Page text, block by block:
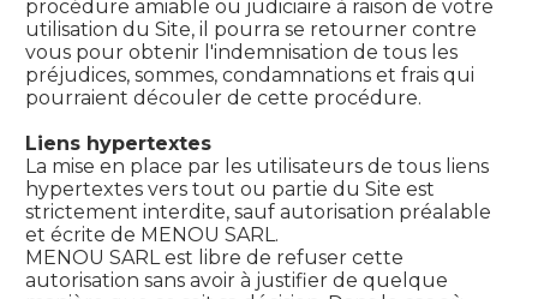
procédure amiable ou judiciaire à raison de votre
utilisation du Site, il pourra se retourner contre
vous pour obtenir l'indemnisation de tous les
préjudices, sommes, condamnations et frais qui
pourraient découler de cette procédure.
Liens hypertextes
La mise en place par les utilisateurs de tous liens
hypertextes vers tout ou partie du Site est
strictement interdite, sauf autorisation préalable
et écrite de MENOU SARL.
MENOU SARL est libre de refuser cette
autorisation sans avoir à justifier de quelque